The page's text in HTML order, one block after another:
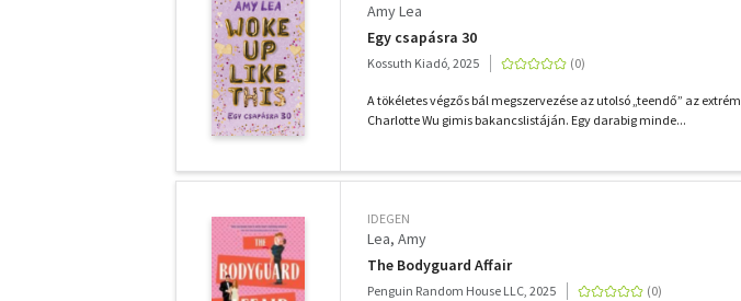
Amy Lea
Egy csapásra 30
Kossuth Kiadó, 2025
A tökéletes végzős bál megszervezése az utolsó „teendő” az
Charlotte Wu gimis bakancslistáján. Egy darabig minde...
IDEGEN
Lea, Amy
The Bodyguard Affair
Penguin Random House LLC, 2025